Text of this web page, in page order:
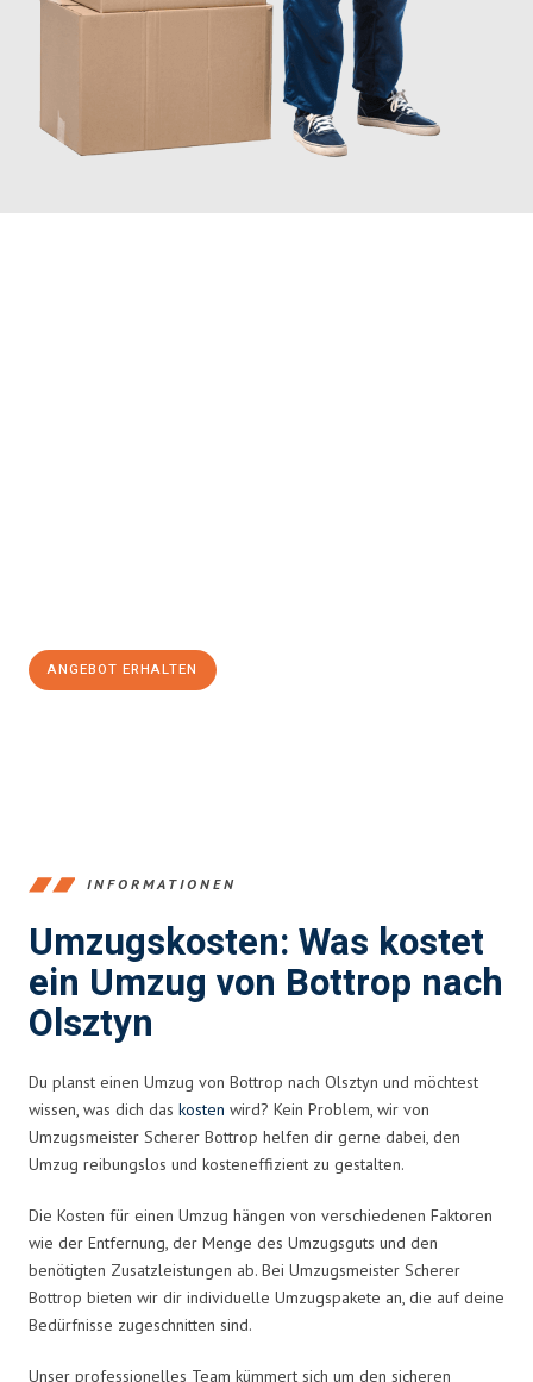
ANGEBOT ERHALTEN
INFORMATIONEN
Umzugskosten: Was kostet
ein Umzug von Bottrop nach
Olsztyn
Du planst einen Umzug von Bottrop nach Olsztyn und möchtest
wissen, was dich das kosten wird? Kein Problem, wir von
Umzugsmeister Scherer Bottrop helfen dir gerne dabei, den
Umzug reibungslos und kosteneffizient zu gestalten.
Die Kosten für einen Umzug hängen von verschiedenen Faktoren
wie der Entfernung, der Menge des Umzugsguts und den
benötigten Zusatzleistungen ab. Bei Umzugsmeister Scherer
Bottrop bieten wir dir individuelle Umzugspakete an, die auf deine
Bedürfnisse zugeschnitten sind.
Unser professionelles Team kümmert sich um den sicheren